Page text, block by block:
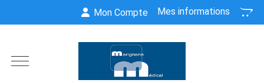
Mon Compte Mes informations